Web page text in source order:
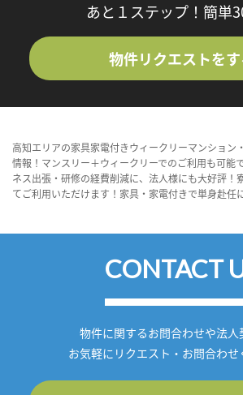
あと１ステップ！簡単
物件リクエストをす
高知エリアの家具家電付きウィークリーマンション
情報！マンスリー＋ウィークリーでのご利用も可能
ネス出張・研修の経費削減に、法人様にも大好評！
てご利用いただけます！家具・家電付きで単身赴任
CONTACT
物件に関するお問合わせや法人
お気軽にリクエスト・お問合わせ